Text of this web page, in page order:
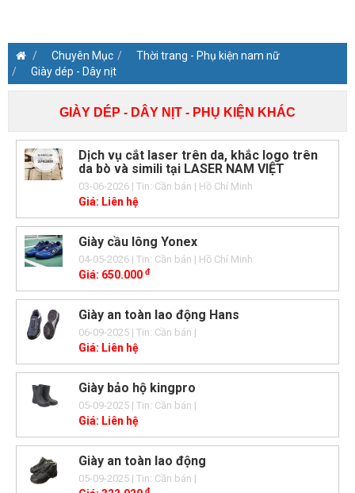
Chuyên Mục
Thời trang - Phụ kiện nam nữ
Giày dép - Dây nịt
GIÀY DÉP - DÂY NỊT - PHỤ KIỆN KHÁC
Dịch vụ cắt laser trên da, khắc logo trên
da bò và simili tại LASER NAM VIỆT
03-06-2026| Tin: Cần bán | Hồ Chí Minh
Giá: Liên hệ
Giày cầu lông Yonex
04-05-2026| Tin: Cần bán | Hồ Chí Minh
Giá: 650.000 đ
Giày an toàn lao động Hans
06-09-2025| Tin: Cần bán |
Giá: Liên hệ
Giày bảo hộ kingpro
05-09-2025| Tin: Cần bán |
Giá: Liên hệ
Giày an toàn lao động
05-09-2025| Tin: Cần bán |